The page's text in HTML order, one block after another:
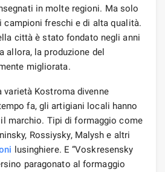
in molte regioni. Ma solo
campioni freschi e di alta qualità.
città è stato fondato negli anni
allora, la produzione del
migliorata.
varietà Kostroma divenne
fa, gli artigiani locali hanno
marchio. Tipi di formaggio come
Rossiysky, Malysh e altri
lusinghiere. E “Voskresensky
paragonato al formaggio